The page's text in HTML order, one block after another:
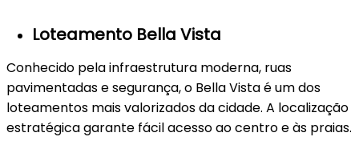
Loteamento Bella Vista
Conhecido pela infraestrutura moderna, ruas
pavimentadas e segurança, o Bella Vista é um dos
loteamentos mais valorizados da cidade. A localização
estratégica garante fácil acesso ao centro e às praias.